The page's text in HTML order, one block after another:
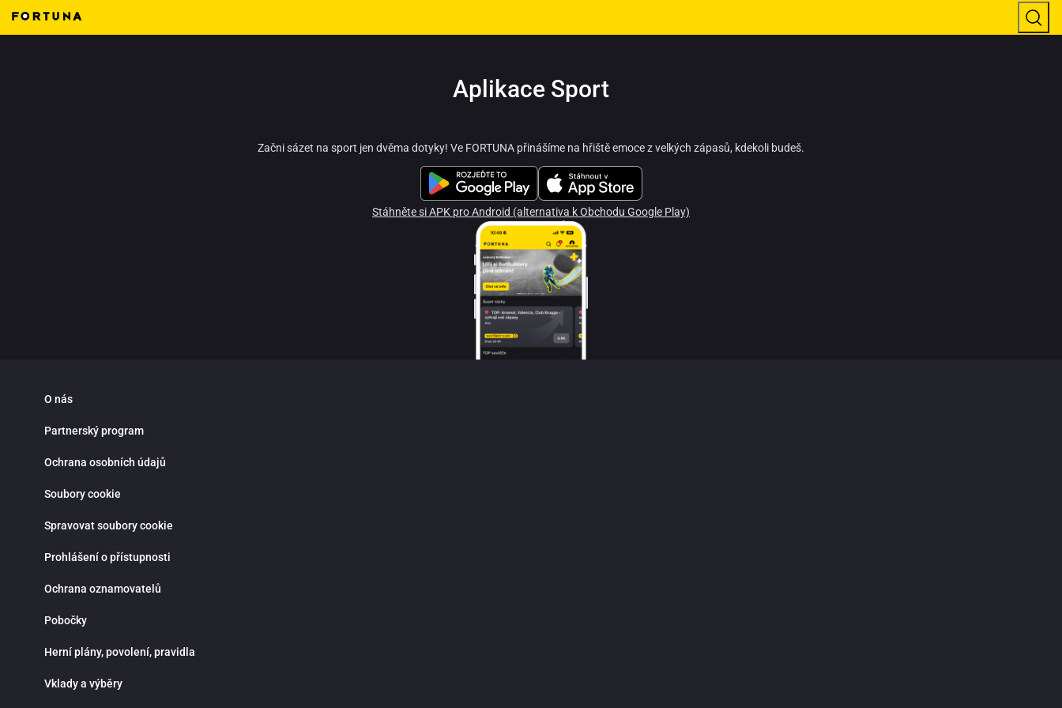
Aplikace Sport
Začni sázet na sport jen dvěma dotyky! Ve FORTUNA přinášíme na hřiště emoce z velkých zápasů, kdekoli budeš.
Stáhněte si APK pro Android (alternativa k Obchodu Google Play)
O nás
Partnerský program
Ochrana osobních údajů
Soubory cookie
Spravovat soubory cookie
Prohlášení o přístupnosti
Ochrana oznamovatelů
Pobočky
Herní plány, povolení, pravidla
Vklady a výběry